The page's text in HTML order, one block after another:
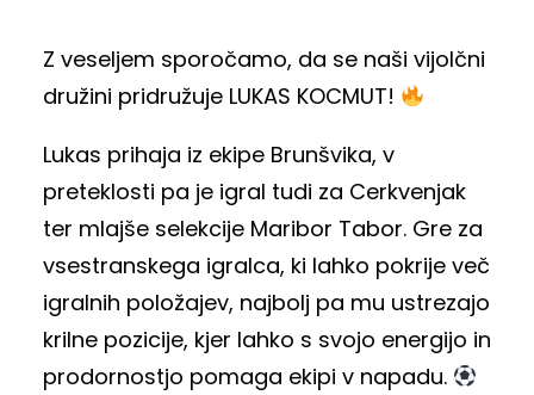
Z veseljem sporočamo, da se naši vijolčni
družini pridružuje LUKAS KOCMUT!
Lukas prihaja iz ekipe Brunšvika, v
preteklosti pa je igral tudi za Cerkvenjak
ter mlajše selekcije Maribor Tabor. Gre za
vsestranskega igralca, ki lahko pokrije več
igralnih položajev, najbolj pa mu ustrezajo
krilne pozicije, kjer lahko s svojo energijo in
prodornostjo pomaga ekipi v napadu.